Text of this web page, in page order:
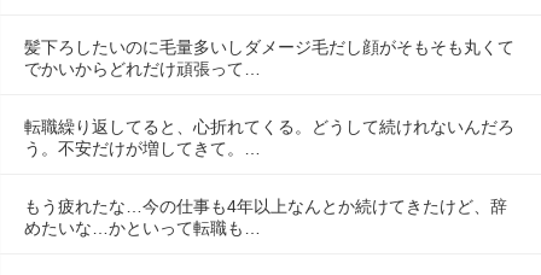
髪下ろしたいのに毛量多いしダメージ毛だし顔がそもそも丸くて
でかいからどれだけ頑張って…
転職繰り返してると、心折れてくる。どうして続けれないんだろ
う。不安だけが増してきて。…
もう疲れたな…今の仕事も4年以上なんとか続けてきたけど、辞
めたいな…かといって転職も…